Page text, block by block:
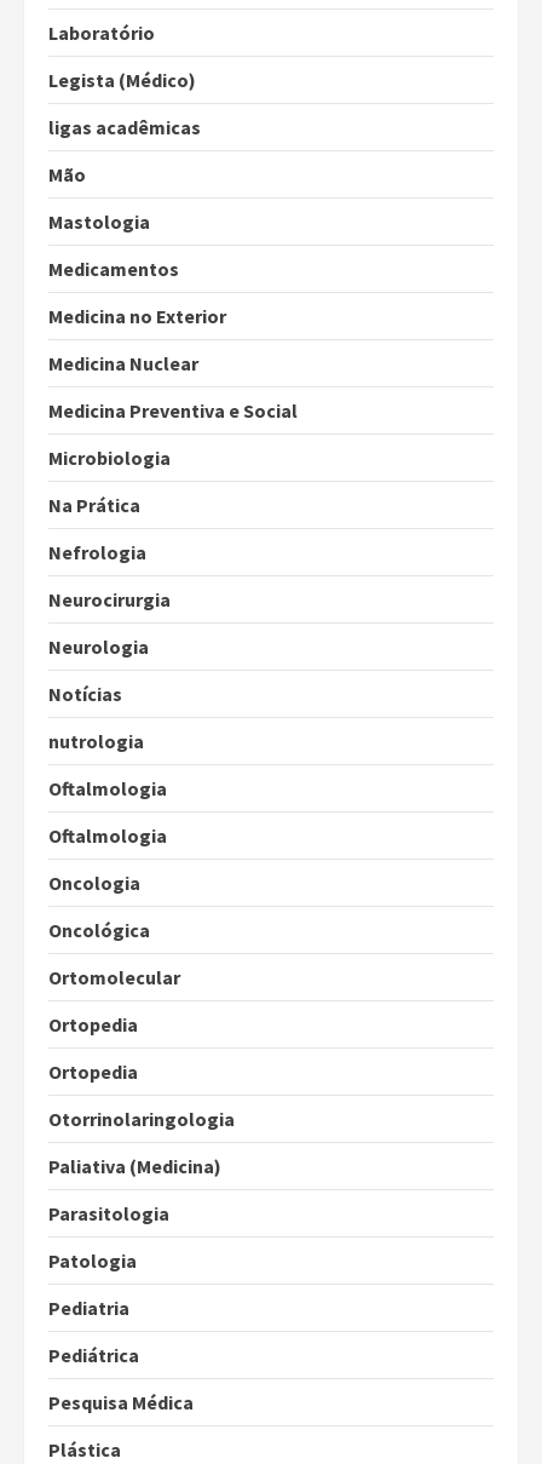
Laboratório
Legista (Médico)
ligas acadêmicas
Mão
Mastologia
Medicamentos
Medicina no Exterior
Medicina Nuclear
Medicina Preventiva e Social
Microbiologia
Na Prática
Nefrologia
Neurocirurgia
Neurologia
Notícias
nutrologia
Oftalmologia
Oftalmologia
Oncologia
Oncológica
Ortomolecular
Ortopedia
Ortopedia
Otorrinolaringologia
Paliativa (Medicina)
Parasitologia
Patologia
Pediatria
Pediátrica
Pesquisa Médica
Plástica